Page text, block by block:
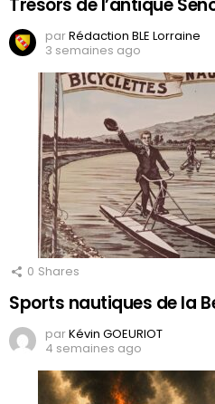
parRédaction BLE Lorraine
3 semaines ago
0 Shares
Sports nautiques de la
parKévin GOEURIOT
4 semaines ago